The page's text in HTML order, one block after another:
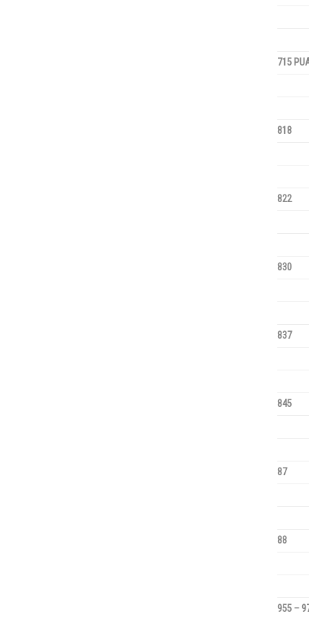
715
818
822
830
837
845
87
88
955 –